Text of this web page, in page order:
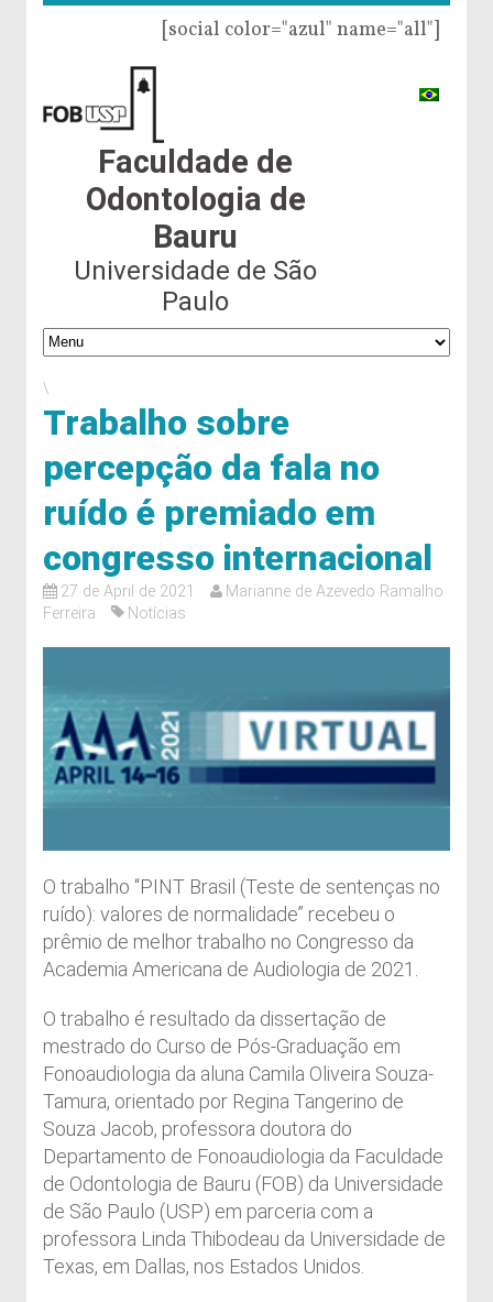
[social color="azul" name="all"]
Faculdade de
Odontologia de
Bauru
Universidade de São
Paulo
\
Trabalho sobre
percepção da fala no
ruído é premiado em
congresso internacional
27 de April de 2021
Marianne de Azevedo Ramalho
Ferreira
Notícias
O trabalho “PINT Brasil (Teste de sentenças no
ruído): valores de normalidade” recebeu o
prêmio de melhor trabalho no Congresso da
Academia Americana de Audiologia de 2021.
O trabalho é resultado da dissertação de
mestrado do Curso de Pós-Graduação em
Fonoaudiologia da aluna Camila Oliveira Souza-
Tamura, orientado por Regina Tangerino de
Souza Jacob, professora doutora do
Departamento de Fonoaudiologia da Faculdade
de Odontologia de Bauru (FOB) da Universidade
de São Paulo (USP) em parceria com a
professora Linda Thibodeau da Universidade de
Texas, em Dallas, nos Estados Unidos.